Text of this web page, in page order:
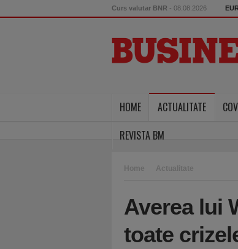
Curs valutar BNR - 08.08.2026
HOME ACTUALITATE
REVISTA BM
Home Actualitate
Averea lui
toate